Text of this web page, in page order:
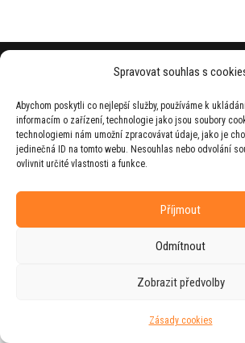
Spravovat souhlas s
Abychom poskytli co nejlepší služby, používáme k
informacím o zařízení, technologie jako jsou soubory
technologiemi nám umožní zpracovávat údaje, jako je
jedinečná ID na tomto webu. Nesouhlas nebo odvolání
ovlivnit určité vlastnosti a funkce.
Příjmout
Odmítnout
Zobrazit předvolby
Zásady cookies
© 2026 Jiří Horecký – Osobní
Web vytvořila firmaRUDIve
agenturouZEST